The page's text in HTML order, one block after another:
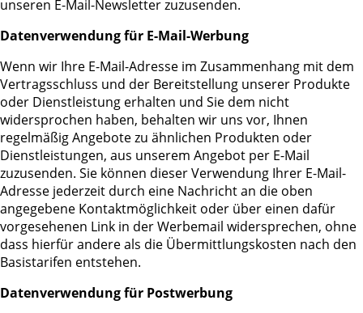
unseren E-Mail-Newsletter zuzusenden.
Datenverwendung für E-Mail-Werbung
Wenn wir Ihre E-Mail-Adresse im Zusammenhang mit dem
Vertragsschluss und der Bereitstellung unserer Produkte
oder Dienstleistung erhalten und Sie dem nicht
widersprochen haben, behalten wir uns vor, Ihnen
regelmäßig Angebote zu ähnlichen Produkten oder
Dienstleistungen, aus unserem Angebot per E-Mail
zuzusenden. Sie können dieser Verwendung Ihrer E-Mail-
Adresse jederzeit durch eine Nachricht an die oben
angegebene Kontaktmöglichkeit oder über einen dafür
vorgesehenen Link in der Werbemail widersprechen, ohne
dass hierfür andere als die Übermittlungskosten nach den
Basistarifen entstehen.
Datenverwendung für Postwerbung